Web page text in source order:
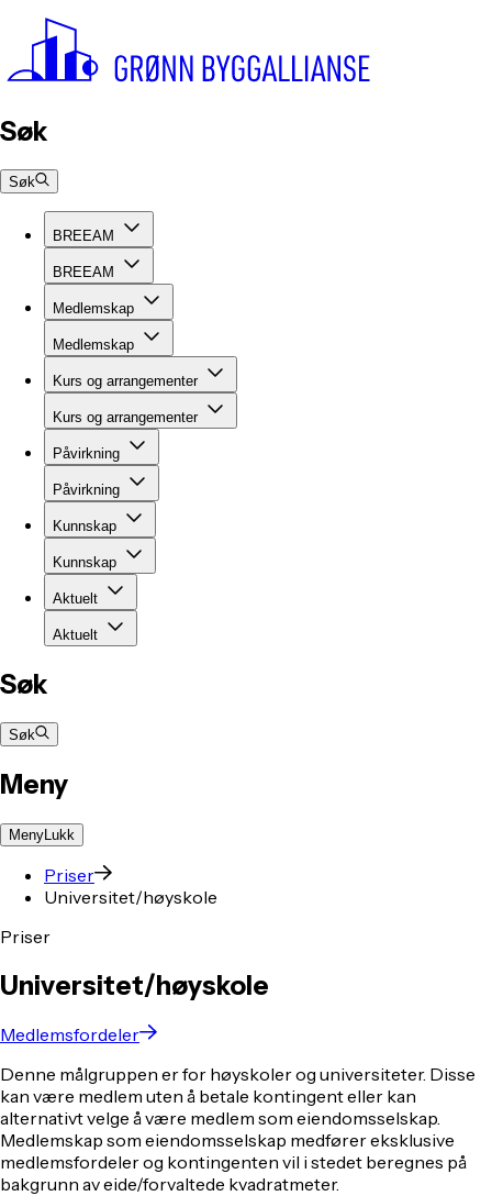
Søk
Søk
BREEAM
BREEAM
Medlemskap
Medlemskap
Kurs og arrangementer
Kurs og arrangementer
Påvirkning
Påvirkning
Kunnskap
Kunnskap
Aktuelt
Aktuelt
Søk
Søk
Meny
MenyLukk
Priser
Universitet/høyskole
Priser
Universitet/høyskole
Medlemsfordeler
Denne målgruppen er for høyskoler og universiteter. Disse
kan være medlem uten å betale kontingent eller kan
alternativt velge å være medlem som eiendomsselskap.
Medlemskap som eiendomsselskap medfører eksklusive
medlemsfordeler og kontingenten vil i stedet beregnes på
bakgrunn av eide/forvaltede kvadratmeter.